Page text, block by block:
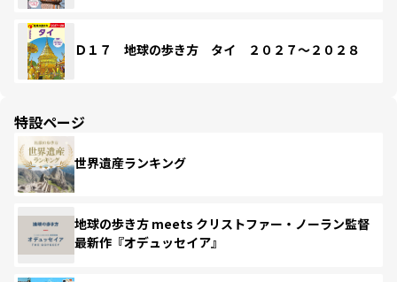
Ｄ１７ 地球の歩き方 タイ ２０２７～２０２８
特設ページ
世界遺産ランキング
地球の歩き方 meets クリストファー・ノーラン監督
最新作『オデュッセイア』